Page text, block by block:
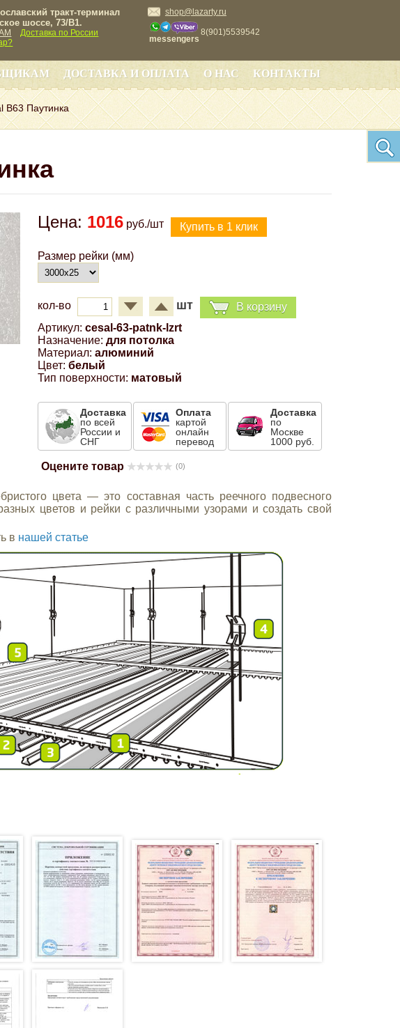
тракт-терминал
шоссе, 73/B1.
Доставка по России
shop@lazarty.ru
messengers
8(901)5539542
ДОСТАВКА И ОПЛАТА О НАС КОНТАКТЫ
B63 Паутинка
Цена: 1016 руб./шт
Размер рейки (мм)
кол-во шт
В корзину
Артикул: cesal-63-patnk-lzrt
Назначение: для потолка
Материал: алюминий
Цвет: белый
Тип поверхности: матовый
Доставка
по всей
России и
СНГ
Оплата
картой
онлайн
перевод
Доставка
по
Москве
1000 руб.
Оцените товар (0)
цвета — это составная часть реечного подвесного
цветов и рейки с различными узорами и создать свой
в нашей статье